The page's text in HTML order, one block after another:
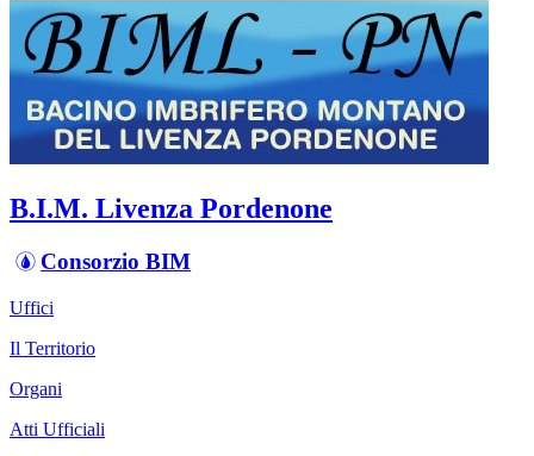
B.I.M. Livenza Pordenone
Consorzio BIM
Uffici
Il Territorio
Organi
Atti Ufficiali